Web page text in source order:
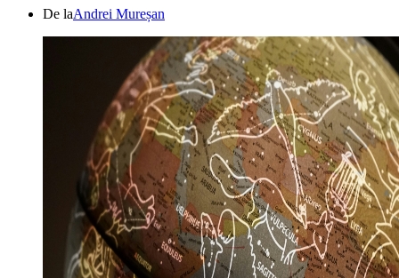
De laAndrei Mureșan